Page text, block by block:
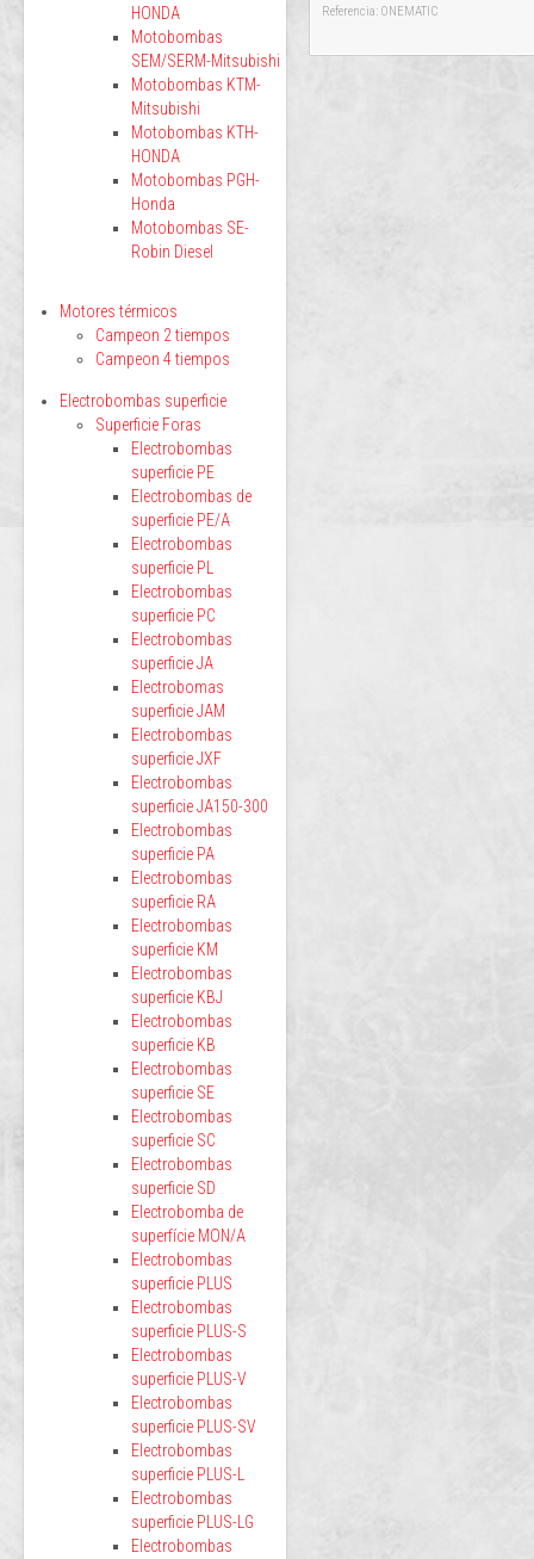
Referencia: ONEMATIC
HONDA
Motobombas
SEM/SERM-Mitsubishi
Motobombas KTM-
Mitsubishi
Motobombas KTH-
HONDA
Motobombas PGH-
Honda
Motobombas SE-
Robin Diesel
Motores térmicos
Campeon 2 tiempos
Campeon 4 tiempos
Electrobombas superficie
Superficie Foras
Electrobombas
superficie PE
Electrobombas de
superficie PE/A
Electrobombas
superficie PL
Electrobombas
superficie PC
Electrobombas
superficie JA
Electrobomas
superficie JAM
Electrobombas
superficie JXF
Electrobombas
superficie JA150-300
Electrobombas
superficie PA
Electrobombas
superficie RA
Electrobombas
superficie KM
Electrobombas
superficie KBJ
Electrobombas
superficie KB
Electrobombas
superficie SE
Electrobombas
superficie SC
Electrobombas
superficie SD
Electrobomba de
superfície MON/A
Electrobombas
superficie PLUS
Electrobombas
superficie PLUS-S
Electrobombas
superficie PLUS-V
Electrobombas
superficie PLUS-SV
Electrobombas
superficie PLUS-L
Electrobombas
superficie PLUS-LG
Electrobombas